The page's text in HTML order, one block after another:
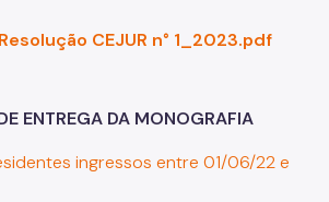
CEJUR n° 1_2023.pdf
ENTREGA DA MONOGRAFIA
ingressos entre 01/06/22 e